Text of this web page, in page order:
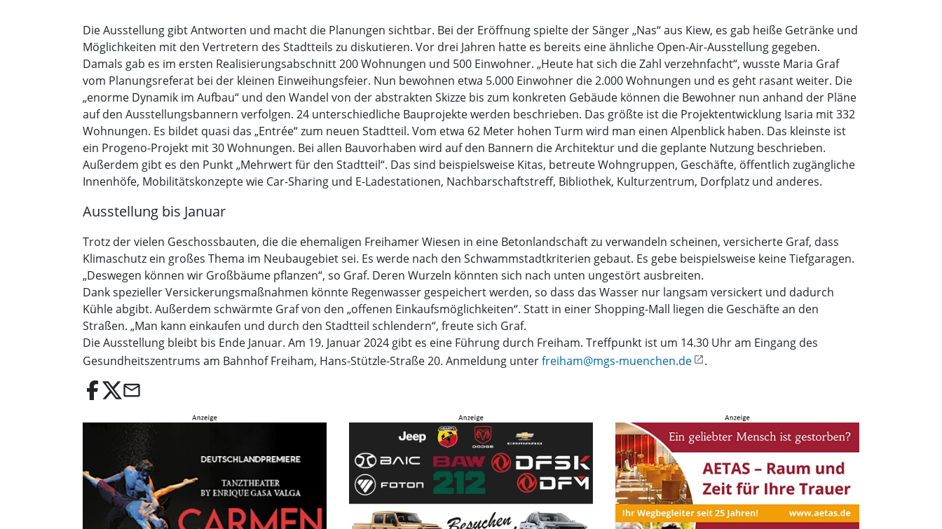
Die Ausstellung gibt Antworten und macht die Planungen sichtbar. Bei der Eröffnung spielte der Sänger „Nas“ aus Kiew, es gab heiße Getränke und
Möglichkeiten mit den Vertretern des Stadtteils zu diskutieren. Vor drei Jahren hatte es bereits eine ähnliche Open-Air-Ausstellung gegeben.
Damals gab es im ersten Realisierungsabschnitt 200 Wohnungen und 500 Einwohner. „Heute hat sich die Zahl verzehnfacht“, wusste Maria Graf
vom Planungsreferat bei der kleinen Einweihungsfeier. Nun bewohnen etwa 5.000 Einwohner die 2.000 Wohnungen und es geht rasant weiter. Die
„enorme Dynamik im Aufbau“ und den Wandel von der abstrakten Skizze bis zum konkreten Gebäude können die Bewohner nun anhand der Pläne
auf den Ausstellungsbannern verfolgen. 24 unterschiedliche Bauprojekte werden beschrieben. Das größte ist die Projektentwicklung Isaria mit 332
Wohnungen. Es bildet quasi das „Entrée“ zum neuen Stadtteil. Vom etwa 62 Meter hohen Turm wird man einen Alpenblick haben. Das kleinste ist
ein Progeno-Projekt mit 30 Wohnungen. Bei allen Bauvorhaben wird auf den Bannern die Architektur und die geplante Nutzung beschrieben.
Außerdem gibt es den Punkt „Mehrwert für den Stadtteil“. Das sind beispielsweise Kitas, betreute Wohngruppen, Geschäfte, öffentlich zugängliche
Innenhöfe, Mobilitätskonzepte wie Car-Sharing und E-Ladestationen, Nachbarschaftstreff, Bibliothek, Kulturzentrum, Dorfplatz und anderes.
Ausstellung bis Januar
Trotz der vielen Geschossbauten, die die ehemaligen Freihamer Wiesen in eine Betonlandschaft zu verwandeln scheinen, versicherte Graf, dass
Klimaschutz ein großes Thema im Neubaugebiet sei. Es werde nach den Schwammstadtkriterien gebaut. Es gebe beispielsweise keine Tiefgaragen.
„Deswegen können wir Großbäume pflanzen“, so Graf. Deren Wurzeln könnten sich nach unten ungestört ausbreiten.
Dank spezieller Versickerungsmaßnahmen könnte Regenwasser gespeichert werden, so dass das Wasser nur langsam versickert und dadurch
Kühle abgibt. Außerdem schwärmte Graf von den „offenen Einkaufsmöglichkeiten“. Statt in einer Shopping-Mall liegen die Geschäfte an den
Straßen. „Man kann einkaufen und durch den Stadtteil schlendern“, freute sich Graf.
Die Ausstellung bleibt bis Ende Januar. Am 19. Januar 2024 gibt es eine Führung durch Freiham. Treffpunkt ist um 14.30 Uhr am Eingang des
Gesundheitszentrums am Bahnhof Freiham, Hans-Stützle-Straße 20. Anmeldung unterfreiham@mgs-muenchen.de .
email